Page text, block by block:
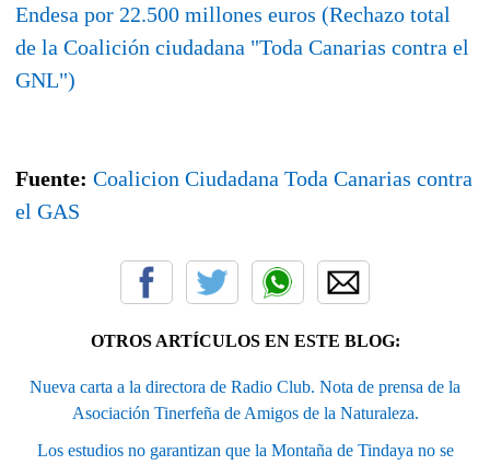
Endesa por 22.500 millones euros (Rechazo total
de la Coalición ciudadana "Toda Canarias contra el
GNL")
Fuente: Coalicion Ciudadana Toda Canarias contra
el GAS
OTROS ARTÍCULOS EN ESTE BLOG:
Nueva carta a la directora de Radio Club. Nota de prensa de la
Asociación Tinerfeña de Amigos de la Naturaleza.
Los estudios no garantizan que la Montaña de Tindaya no se